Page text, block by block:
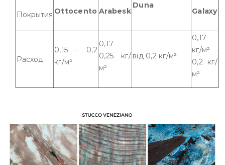
Покрытия Ottocento Arabesk
Duna
Galaxy
Расход
0,15 - 0,2
кг/м²
0,17 -
0,25 кг/
м²
від 0,2 кг/м²
0,17
кг/м² -
0,2 кг/
м²